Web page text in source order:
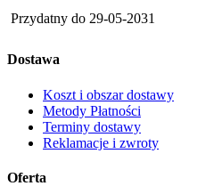
Przydatny do 29-05-2031
Dostawa
Koszt i obszar dostawy
Metody Płatności
Terminy dostawy
Reklamacje i zwroty
Oferta